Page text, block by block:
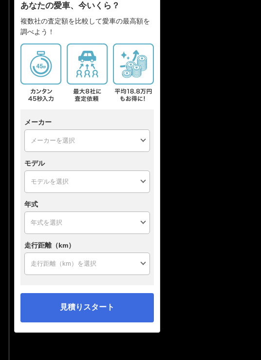
あなたの愛車、今いくら？
複数社の査定額を比較して愛車の最高額を
調べよう！
メーカー
モデル
年式
走行距離（km）
見積りスタート